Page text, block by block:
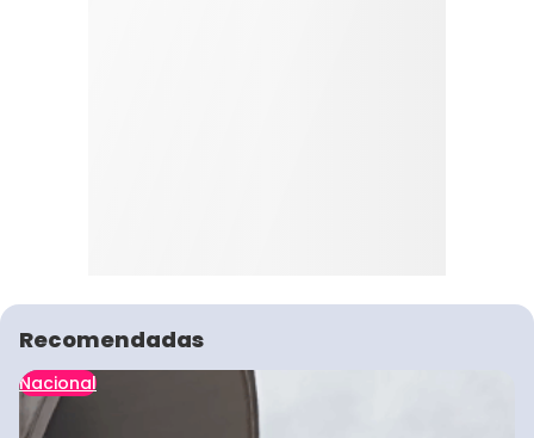
Recomendadas
Nacional